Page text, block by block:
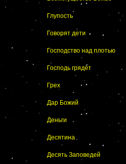
Глупость
Говорят дети
Господство над плотью
Господь грядёт
Грех
Дар Божий
Деньги
Десятина
Десять Заповедей